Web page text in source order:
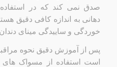
صدق نمی کند که در استفاده
دهانی به اندازه کافی دقیق
خوردگی و ساییدگی مینای
پس از آموزش دقیق نحوه
است استفاده از مسواک های